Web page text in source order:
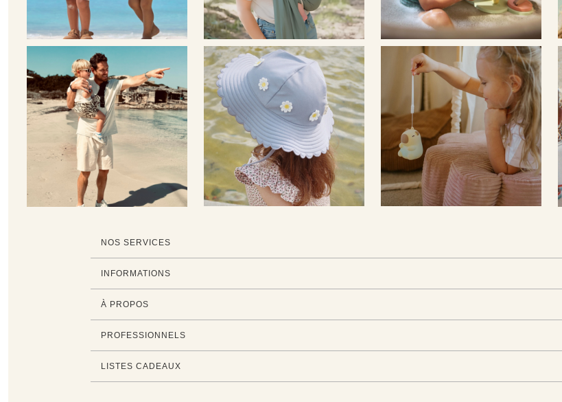
NOS SERVICES
INFORMATIONS
À PROPOS
PROFESSIONNELS
LISTES CADEAUX